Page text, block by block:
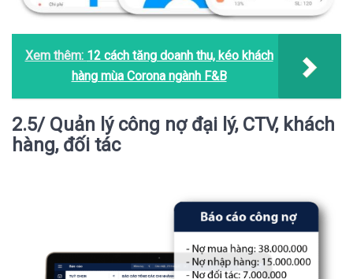
Xem thêm: 12 cách tăng doanh thu, kéo khách
hàng mùa Corona ngành F&B
2.5/ Quản lý công nợ đại lý, CTV, khách
hàng, đối tác